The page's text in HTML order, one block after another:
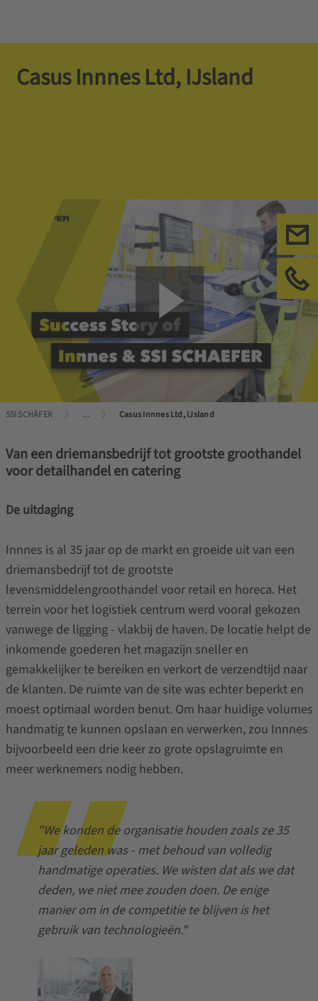
Casus Innnes Ltd, IJsland
SSI SCHÄFER ... Casus Innnes Ltd, IJsland
Van een driemansbedrijf tot grootste groothandel
voor detailhandel en catering
De uitdaging
Innnes is al 35 jaar op de markt en groeide uit van een
driemansbedrijf tot de grootste
levensmiddelengroothandel voor retail en horeca. Het
terrein voor het logistiek centrum werd vooral gekozen
vanwege de ligging - vlakbij de haven. De locatie helpt de
inkomende goederen het magazijn sneller en
gemakkelijker te bereiken en verkort de verzendtijd naar
de klanten. De ruimte van de site was echter beperkt en
moest optimaal worden benut. Om haar huidige volumes
handmatig te kunnen opslaan en verwerken, zou Innnes
bijvoorbeeld een drie keer zo grote opslagruimte en
meer werknemers nodig hebben.
"We konden de organisatie houden zoals ze 35
jaar geleden was - met behoud van volledig
handmatige operaties. We wisten dat als we dat
deden, we niet mee zouden doen. De enige
manier om in de competitie te blijven is het
gebruik van technologieën."